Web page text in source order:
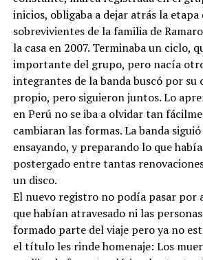
inicios, obligaba a dejar atrás la etapa
sobrevivientes de la familia de
la casa en 2007. Terminaba un ciclo,
importante del grupo, pero nacía
integrantes de la banda buscó por su
propio, pero siguieron juntos. Lo
en Perú no se iba a olvidar tan
cambiaran las formas. La banda
ensayando, y preparando lo que
postergado entre tantas
un disco.
El nuevo registro no podía pasar por
que habían atravesado ni las
formado parte del viaje pero ya no
el título les rinde homenaje: Los